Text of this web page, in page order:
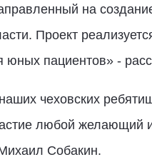
на
Проект
пациентов» -
чеховских
любой желающий
Собакин.